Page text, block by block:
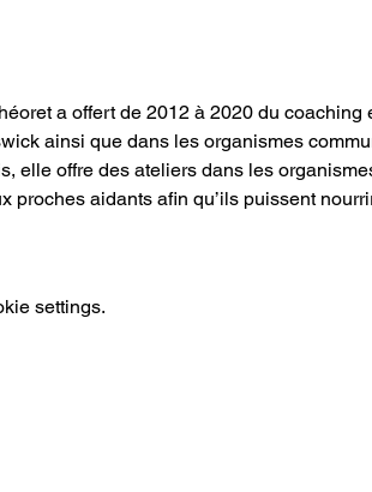
a offert de 2012 à 2020 du coaching
ainsi que dans les organismes
elle offre des ateliers dans les
aidants afin qu’ils puissent
settings.